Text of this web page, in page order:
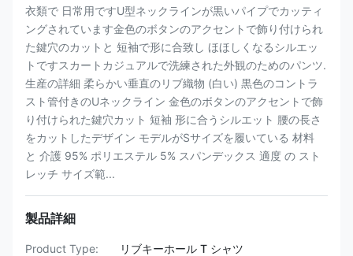
衣類で 日常用ですU型ネックラインが黒いパイプでカッティ
ングされています金色のボタンのアクセントで飾り付けられ
た鍵穴のカットと 短袖で形に合致し ほほしくなるシルエッ
トですスカートカジュアルで洗練された外観のためのパンツ.
生産の詳細 柔らかい垂直のリブ織物 (白い) 黒色のコントラ
スト管付きのUネックライン 金色のボタンのアクセントで飾
り付けられた鍵穴カット 短袖 形に合うシルエット 腰の長さ
をカットしたデザイン モデルがSサイズを履いている 材料
と 介護 95% ポリエステル 5% スパンデックス 適度 の スト
レッチ サイズ範...
製品詳細
Product Type:
リブキーホール T シャツ